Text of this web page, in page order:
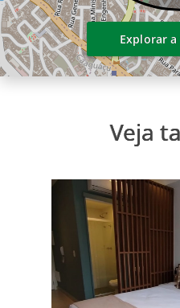
Explorar
Veja